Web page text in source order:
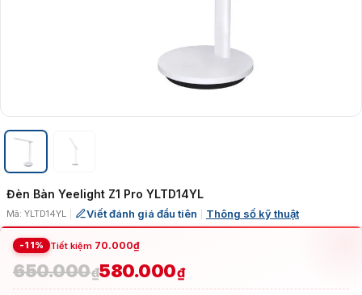
Đèn Bàn Yeelight Z1 Pro YLTD14YL
Mã: YLTD14YL Viết đánh giá đầu tiên Thông số kỹ thuật
-11% Tiết kiệm 70.000₫
650.000₫
Giá
580.000₫
Giá